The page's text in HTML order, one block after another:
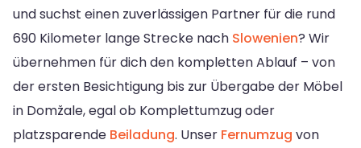
und suchst einen zuverlässigen Partner für die rund
690 Kilometer lange Strecke nach Slowenien? Wir
übernehmen für dich den kompletten Ablauf – von
der ersten Besichtigung bis zur Übergabe der Möbel
in Domžale, egal ob Komplettumzug oder
platzsparende Beiladung. Unser Fernumzug von